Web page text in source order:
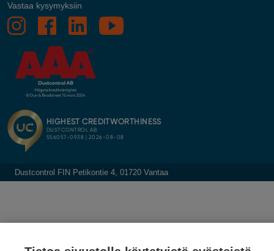
Vastaa kysymyksiin
Dustcontrol FIN Petikontie 4, 01720 Vantaa